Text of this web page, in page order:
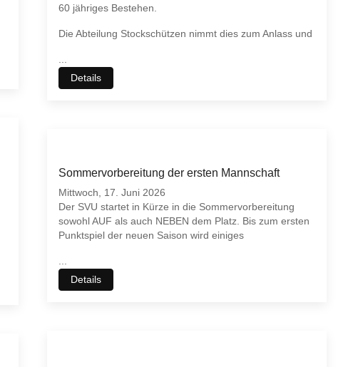
60 jähriges Bestehen.
Die Abteilung Stockschützen nimmt dies zum Anlass und
Details
Sommervorbereitung der ersten Mannschaft
Mittwoch, 17. Juni 2026
Der SVU startet in Kürze in die Sommervorbereitung
sowohl AUF als auch NEBEN dem Platz. Bis zum ersten
Punktspiel der neuen Saison wird einiges
Details